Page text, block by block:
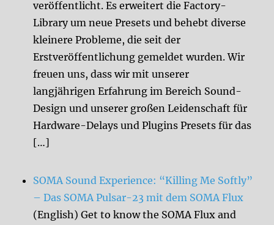
veröffentlicht. Es erweitert die Factory-
Library um neue Presets und behebt diverse
kleinere Probleme, die seit der
Erstveröffentlichung gemeldet wurden. Wir
freuen uns, dass wir mit unserer
langjährigen Erfahrung im Bereich Sound-
Design und unserer großen Leidenschaft für
Hardware-Delays und Plugins Presets für das
[…]
SOMA Sound Experience: “Killing Me Softly”
– Das SOMA Pulsar-23 mit dem SOMA Flux
(English) Get to know the SOMA Flux and